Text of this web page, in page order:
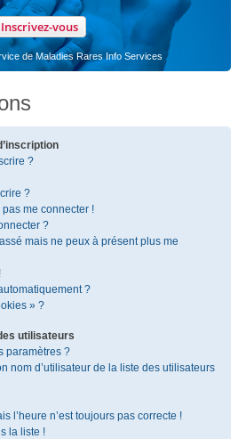
Inscrivez-vous
de Maladies Rares Info Services
?
?
me connecter !
?
mais ne peux à présent plus me
?
» ?
utilisateurs
paramètres ?
nom d’utilisateur de la liste des utilisateurs
l’heure n’est toujours pas correcte !
la liste !